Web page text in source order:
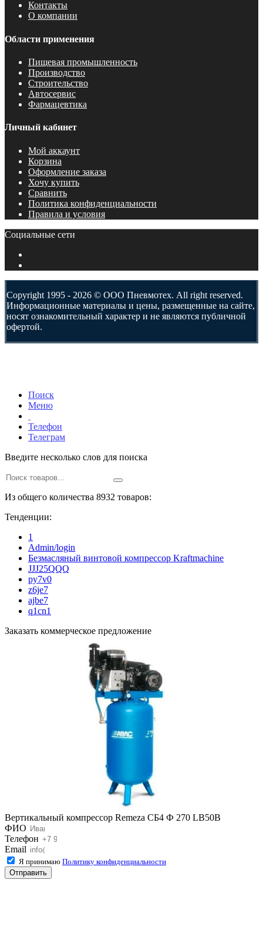
Контакты
О компании
Области применения
Пищевая промышленность
Производство
Строительство
Автосервис
Фармацевтика
Личный кабинет
Мой аккаунт
Корзина
Оформление заказа
Хочу купить
Сравнить
Политика конфиденциальности
Правила и условия
Социальные сети
Copyright 1995 - 2026 © ООО Пневмотех. All right reserved.
Информационные материалы и цены, размещенные на сайте,
носят ознакомительный характер и не являются публичной
офертой.
Поиск
Меню
Телефон
Телеграм
Введите несколько слов для поиска
Из общего количества 8932 товаров:
Тенденции:
1
Admin/login
Безмасляный винтовой компрессор Kraftmaсhine
JJJ25QQQ
py7v0
z6je7
ajbe7
q1cn1
Заказать коммерческое предложение
Вертикальный компрессор Remeza СБ4 Ф 270 LB50B
ФИО
Телефон
Email
Я принимаю Политику конфиденциальности
Отправить